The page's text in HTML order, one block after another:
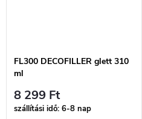
FL300 DECOFILLER glett 310
ml
8 299 Ft
szállítási idő: 6-8 nap